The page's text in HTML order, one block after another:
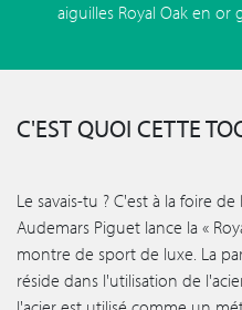
aiguilles Royal Oak en
C'EST QUOI CETTE
Le savais-tu ? C'est à la foire
Audemars Piguet lance la «
montre de sport de luxe. La
réside dans l'utilisation de